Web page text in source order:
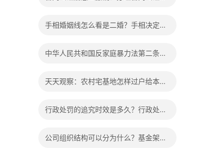
手相婚姻线怎么看是二婚？手相决定一
中华人民共和国反家庭暴力法第二条的
天天观察：农村宅基地怎样过户给本村
行政处罚的追究时效是多久？行政处罚
公司组织结构可以分为什么？基金架构